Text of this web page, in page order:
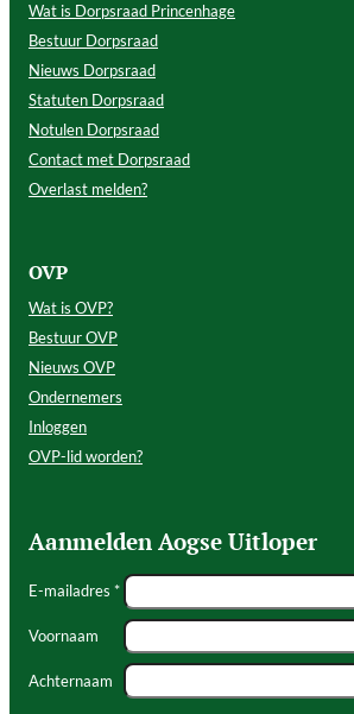
Wat is Dorpsraad Princenhage
Bestuur Dorpsraad
Nieuws Dorpsraad
Statuten Dorpsraad
Notulen Dorpsraad
Contact met Dorpsraad
Overlast melden?
OVP
Wat is OVP?
Bestuur OVP
Nieuws OVP
Ondernemers
Inloggen
OVP-lid worden?
Aanmelden Aogse Uitloper
E-mailadres *
Voornaam
Achternaam